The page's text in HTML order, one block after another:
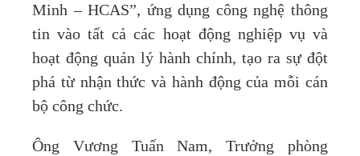
Minh – HCAS”, ứng dụng công nghệ thông
tin vào tất cả các hoạt động nghiệp vụ và
hoạt động quản lý hành chính, tạo ra sự đột
phá từ nhận thức và hành động của mỗi cán
bộ công chức.
Ông Vương Tuấn Nam, Trưởng phòng